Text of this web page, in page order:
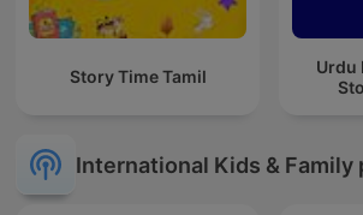
Story Time Tamil
Urdu
International Kids & Family